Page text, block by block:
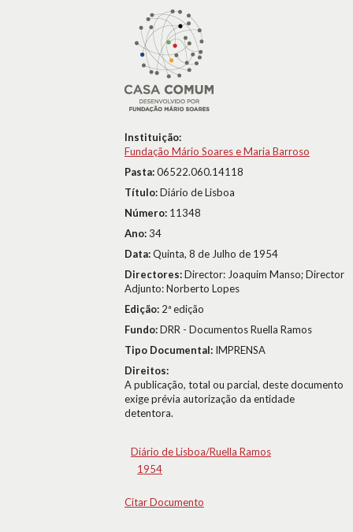
Instituição:
Fundação Mário Soares e Maria Barroso
Pasta:06522.060.14118
Título:Diário de Lisboa
Número: 11348
Ano:34
Data:Quinta, 8 de Julho de 1954
Directores:Director: Joaquim Manso; Director
Adjunto: Norberto Lopes
Edição: 2ª edição
Fundo:DRR - Documentos Ruella Ramos
Tipo Documental: IMPRENSA
Direitos:
A publicação, total ou parcial, deste documento
exige prévia autorização da entidade
detentora.
Diário de Lisboa/Ruella Ramos
1954
Citar Documento